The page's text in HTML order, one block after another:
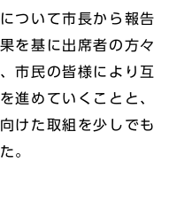
ついて市長から報告
を基に出席者の方々
市民の皆様により互
進めていくことと、
けた取組を少しでも
。